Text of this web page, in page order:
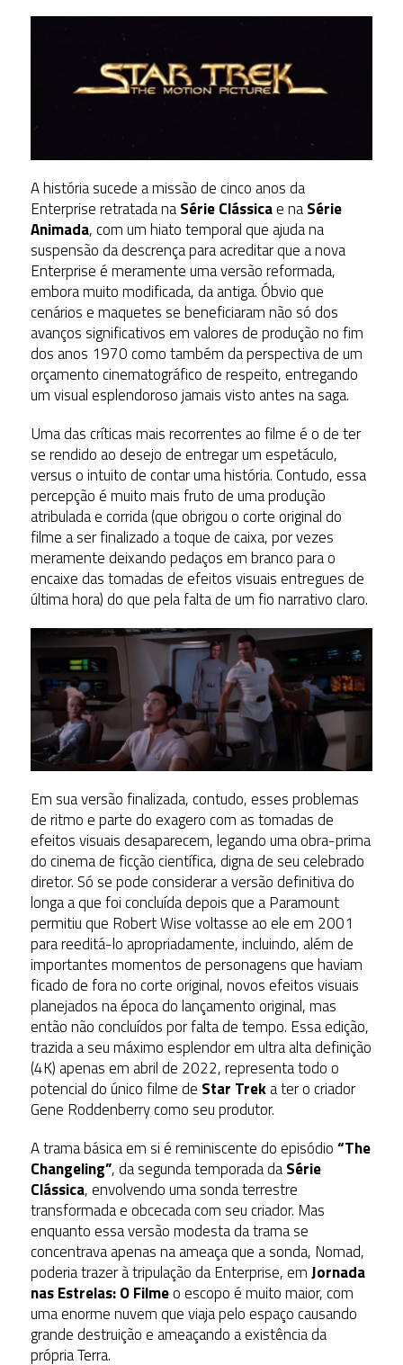
A história sucede a missão de cinco anos da
Enterprise retratada naSérie Clássicae naSérie
Animada, com um hiato temporal que ajuda na
suspensão da descrença para acreditar que a nova
Enterprise é meramente uma versão reformada,
embora muito modificada, da antiga. Óbvio que
cenários e maquetes se beneficiaram não só dos
avanços significativos em valores de produção no fim
dos anos 1970 como também da perspectiva de um
orçamento cinematográfico de respeito, entregando
um visual esplendoroso jamais visto antes na saga.
Uma das críticas mais recorrentes ao filme é o de ter
se rendido ao desejo de entregar um espetáculo,
versus o intuito de contar uma história. Contudo, essa
percepção é muito mais fruto de uma produção
atribulada e corrida (que obrigou o corte original do
filme a ser finalizado a toque de caixa, por vezes
meramente deixando pedaços em branco para o
encaixe das tomadas de efeitos visuais entregues de
última hora) do que pela falta de um fio narrativo claro.
Em sua versão finalizada, contudo, esses problemas
de ritmo e parte do exagero com as tomadas de
efeitos visuais desaparecem, legando uma obra-prima
do cinema de ficção científica, digna de seu celebrado
diretor. Só se pode considerar a versão definitiva do
longa a que foi concluída depois que a Paramount
permitiu que Robert Wise voltasse ao ele em 2001
para reeditá-lo apropriadamente, incluindo, além de
importantes momentos de personagens que haviam
ficado de fora no corte original, novos efeitos visuais
planejados na época do lançamento original, mas
então não concluídos por falta de tempo. Essa edição,
trazida a seu máximo esplendor em ultra alta definição
(4K) apenas em abril de 2022, representa todo o
potencial do único filme de Star Treka ter o criador
Gene Roddenberry como seu produtor.
A trama básica em si é reminiscente do episódio“The
Changeling”, da segunda temporada daSérie
Clássica, envolvendo uma sonda terrestre
transformada e obcecada com seu criador. Mas
enquanto essa versão modesta da trama se
concentrava apenas na ameaça que a sonda, Nomad,
poderia trazer à tripulação da Enterprise, emJornada
nas Estrelas: O Filmeo escopo é muito maior, com
uma enorme nuvem que viaja pelo espaço causando
grande destruição e ameaçando a existência da
própria Terra.